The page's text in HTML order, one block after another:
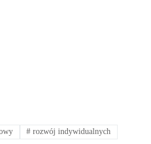
# rozwój indywidualnych